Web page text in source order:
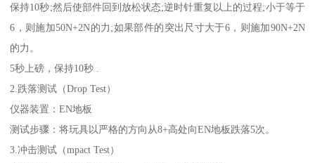
保持10秒;然后使部件回到放松状态;逆时针重复以上的过程;小于等于
6，则施加50N+2N的力;如果部件的突出尺寸大于6，则施加90N+2N
的力。
5秒上磅，保持10秒 .
2.跌落测试（Drop Test）
仪器装置：EN地板
测试步骤：将玩具以严格的方向从8+高处向EN地板跌落5次。
3.冲击测试（mpact Test）